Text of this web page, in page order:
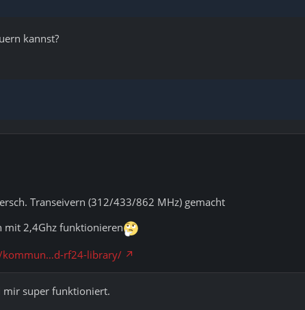
kannst?
Transeivern (312/433/862 MHz) gemacht
mit 2,4Ghz funktionieren
rf24-library/
mir super funktioniert.